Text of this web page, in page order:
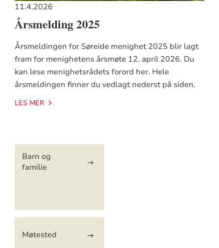
11.4.2026
Årsmelding 2025
Årsmeldingen for Søreide menighet 2025 blir lagt
fram for menighetens årsmøte 12. april 2026. Du
kan lese menighetsrådets forord her. Hele
årsmeldingen finner du vedlagt nederst på siden.
LES MER
Artikkelsnarveger
Barn og
familie
Møtested